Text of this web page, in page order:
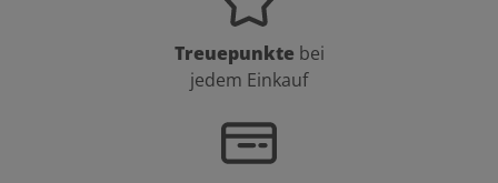
Treuepunkte bei
jedem Einkauf